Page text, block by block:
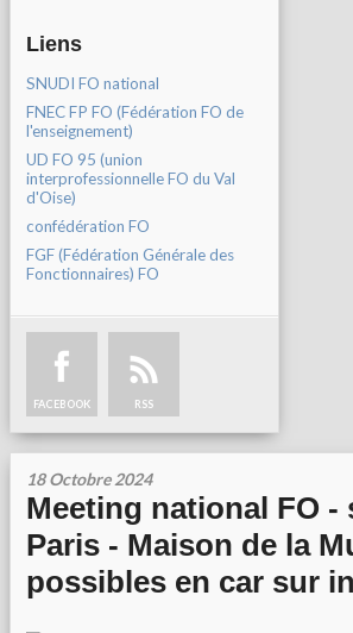
Liens
SNUDI FO national
FNEC FP FO (Fédération FO de
l'enseignement)
UD FO 95 (union
interprofessionnelle FO du Val
d'Oise)
confédération FO
FGF (Fédération Générale des
Fonctionnaires) FO
FACEBOOK RSS
18 Octobre 2024
Meeting national FO -
Paris - Maison de la
possibles en car sur